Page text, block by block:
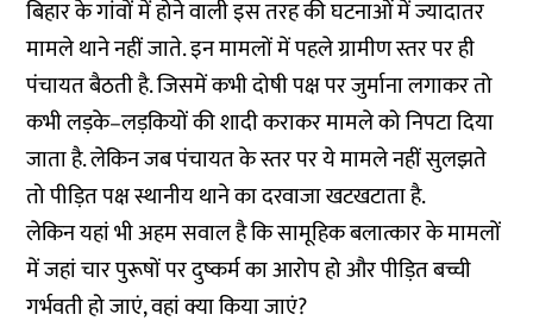
बिहार के गांवों में होने वाली इस तरह की घटनाओं में ज्यादातर
मामले थाने नहीं जाते. इन मामलों में पहले ग्रामीण स्तर पर ही
पंचायत बैठती है. जिसमें कभी दोषी पक्ष पर जुर्माना लगाकर तो
कभी लड़के–लड़कियों की शादी कराकर मामले को निपटा दिया
जाता है. लेकिन जब पंचायत के स्तर पर ये मामले नहीं सुलझते
तो पीड़ित पक्ष स्थानीय थाने का दरवाजा खटखटाता है.
लेकिन यहां भी अहम सवाल है कि सामूहिक बलात्कार के मामलों
में जहां चार पुरूषों पर दुष्कर्म का आरोप हो और पीड़ित बच्ची
गर्भवती हो जाएं, वहां क्या किया जाएं?